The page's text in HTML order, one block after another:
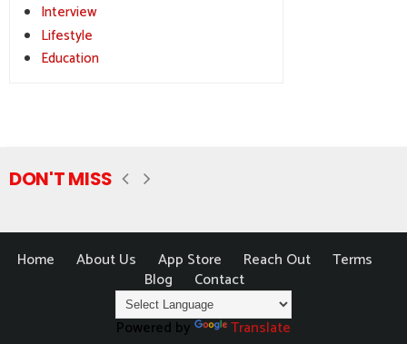
Interview
Lifestyle
Education
DON'T MISS
Home About Us App Store Reach Out
Terms
Blog
Contact
Powered by
Translate